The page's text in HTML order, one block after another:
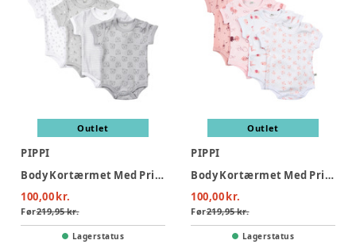
Outlet
PIPPI
Body Kortærmet Med Print 4-Pak - 190
100,00 kr.
Før219,95 kr.
Lagerstatus
Outlet
PIPPI
Body Kortærmet Med Print 4-Pak - 501
100,00 kr.
Før219,95 kr.
Lagerstatus